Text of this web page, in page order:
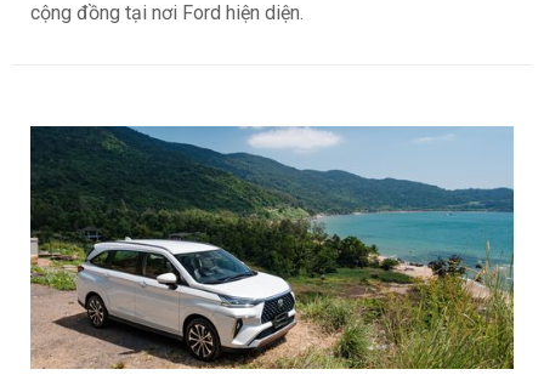
cộng đồng tại nơi Ford hiện diện.